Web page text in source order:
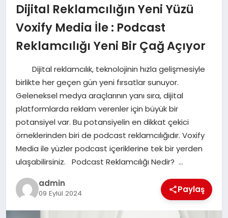
EKONOMI
MAGAZIN
SAĞLIK
SIYASET
SPOR
TEKNOLOJI
YAŞAM
Dijital Reklamcılığın Yeni Yüzü
Voxify Media İle : Podcast
Reklamcılığı Yeni Bir Çağ Açıyor
Dijital reklamcılık, teknolojinin hızla gelişmesiyle
birlikte her geçen gün yeni fırsatlar sunuyor.
Geleneksel medya araçlarının yanı sıra, dijital
platformlarda reklam verenler için büyük bir
potansiyel var. Bu potansiyelin en dikkat çekici
örneklerinden biri de podcast reklamcılığıdır. Voxify
Media ile yüzler podcast içeriklerine tek bir yerden
ulaşabilirsiniz. Podcast Reklamcılığı Nedir? …
admin
09 Eylül 2024 Paylaş